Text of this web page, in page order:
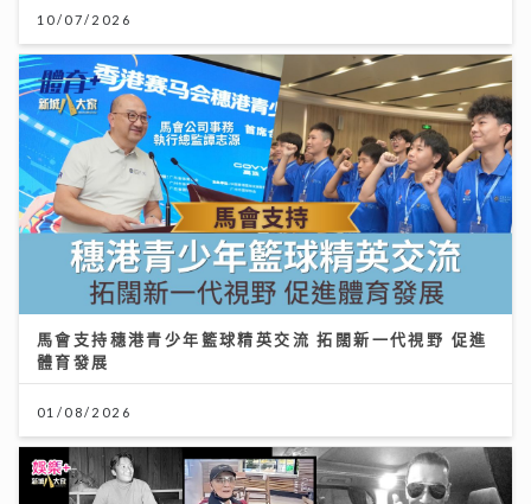
10/07/2026
馬會支持穗港青少年籃球精英交流 拓闊新一代視野 促進
體育發展
01/08/2026